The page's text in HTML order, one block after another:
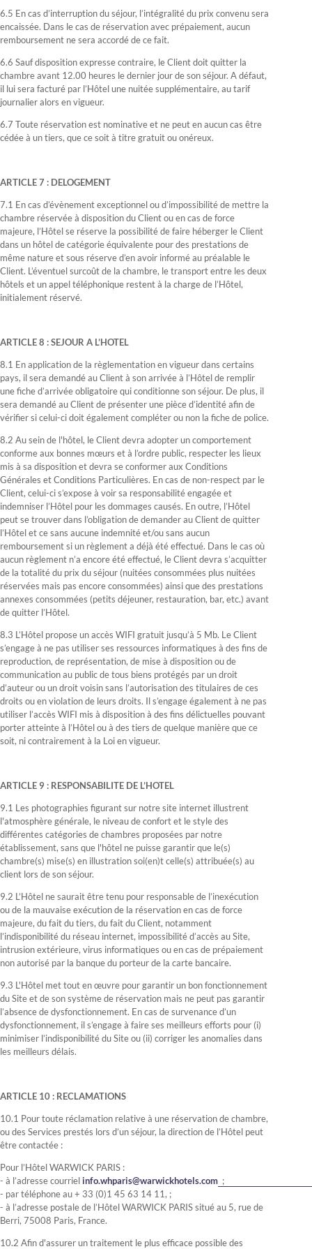
6.5 En cas d’interruption du séjour, l’intégralité du prix convenu sera
encaissée. Dans le cas de réservation avec prépaiement, aucun
remboursement ne sera accordé de ce fait.
6.6 Sauf disposition expresse contraire, le Client doit quitter la
chambre avant 12.00 heures le dernier jour de son séjour. A défaut,
il lui sera facturé par l’Hôtel une nuitée supplémentaire, au tarif
journalier alors en vigueur.
6.7 Toute réservation est nominative et ne peut en aucun cas être
cédée à un tiers, que ce soit à titre gratuit ou onéreux.
ARTICLE 7 : DELOGEMENT
7.1 En cas d’évènement exceptionnel ou d’impossibilité de mettre la
chambre réservée à disposition du Client ou en cas de force
majeure, l’Hôtel se réserve la possibilité de faire héberger le Client
dans un hôtel de catégorie équivalente pour des prestations de
même nature et sous réserve d’en avoir informé au préalable le
Client. L’éventuel surcoût de la chambre, le transport entre les deux
hôtels et un appel téléphonique restent à la charge de l’Hôtel,
initialement réservé.
ARTICLE 8 : SEJOUR A L’HOTEL
8.1 En application de la règlementation en vigueur dans certains
pays, il sera demandé au Client à son arrivée à l’Hôtel de remplir
une fiche d’arrivée obligatoire qui conditionne son séjour. De plus, il
sera demandé au Client de présenter une pièce d’identité afin de
vérifier si celui-ci doit également compléter ou non la fiche de police.
8.2 Au sein de l'hôtel, le Client devra adopter un comportement
conforme aux bonnes mœurs et à l’ordre public, respecter les lieux
mis à sa disposition et devra se conformer aux Conditions
Générales et Conditions Particulières. En cas de non-respect par le
Client, celui-ci s’expose à voir sa responsabilité engagée et
indemniser l’Hôtel pour les dommages causés. En outre, l’Hôtel
peut se trouver dans l’obligation de demander au Client de quitter
l’Hôtel et ce sans aucune indemnité et/ou sans aucun
remboursement si un règlement a déjà été effectué. Dans le cas où
aucun règlement n’a encore été effectué, le Client devra s’acquitter
de la totalité du prix du séjour (nuitées consommées plus nuitées
réservées mais pas encore consommées) ainsi que des prestations
annexes consommées (petits déjeuner, restauration, bar, etc.) avant
de quitter l’Hôtel.
8.3 L’Hôtel propose un accès WIFI gratuit jusqu’à 5 Mb. Le Client
s’engage à ne pas utiliser ses ressources informatiques à des fins de
reproduction, de représentation, de mise à disposition ou de
communication au public de tous biens protégés par un droit
d’auteur ou un droit voisin sans l’autorisation des titulaires de ces
droits ou en violation de leurs droits. Il s’engage également à ne pas
utiliser l’accès WIFI mis à disposition à des fins délictuelles pouvant
porter atteinte à l’Hôtel ou à des tiers de quelque manière que ce
soit, ni contrairement à la Loi en vigueur.
ARTICLE 9 : RESPONSABILITE DE L’HOTEL
9.1 Les photographies figurant sur notre site internet illustrent
l'atmosphère générale, le niveau de confort et le style des
différentes catégories de chambres proposées par notre
établissement, sans que l'hôtel ne puisse garantir que le(s)
chambre(s) mise(s) en illustration soi(en)t celle(s) attribuée(s) au
client lors de son séjour.
9.2 L’Hôtel ne saurait être tenu pour responsable de l’inexécution
ou de la mauvaise exécution de la réservation en cas de force
majeure, du fait du tiers, du fait du Client, notamment
l’indisponibilité du réseau internet, impossibilité d’accès au Site,
intrusion extérieure, virus informatiques ou en cas de prépaiement
non autorisé par la banque du porteur de la carte bancaire.
9.3 L'Hôtel met tout en œuvre pour garantir un bon fonctionnement
du Site et de son système de réservation mais ne peut pas garantir
l’absence de dysfonctionnement. En cas de survenance d’un
dysfonctionnement, il s’engage à faire ses meilleurs efforts pour (i)
minimiser l’indisponibilité du Site ou (ii) corriger les anomalies dans
les meilleurs délais.
ARTICLE 10 : RECLAMATIONS
10.1 Pour toute réclamation relative à une réservation de chambre,
ou des Services prestés lors d’un séjour, la direction de l’Hôtel peut
être contactée :
Pour l’Hôtel WARWICK PARIS :
- à l’adresse courriel info.whparis@warwickhotels.com ;
- par téléphone au + 33 (0)1 45 63 14 11, ;
- à l’adresse postale de l’Hôtel WARWICK PARIS situé au 5, rue de
Berri, 75008 Paris, France.
10.2 Afin d'assurer un traitement le plus efficace possible des